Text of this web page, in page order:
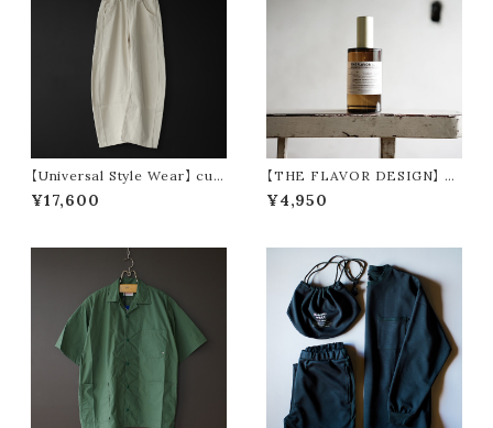
【Universal Style Wear】 cur
ve painter pants (off white)
¥17,600
【THE FLAVOR DESIGN】 F
ABRIC MIST 全15種類
¥4,950